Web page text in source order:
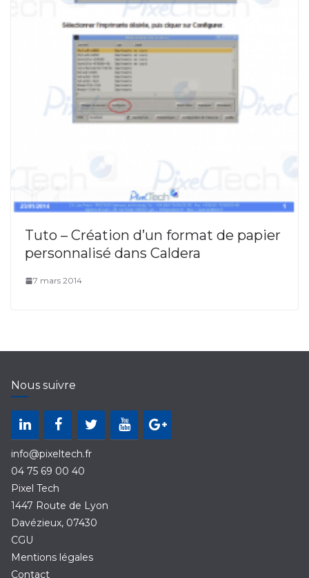
Tuto – Création d’un format de papier
personnalisé dans Caldera
7 mars 2014
Nous suivre
info@pixeltech.fr
04 75 69 00 40
Pixel Tech
1447 Route de Lyon
Davézieux, 07430
CGU
Mentions légales
Contact